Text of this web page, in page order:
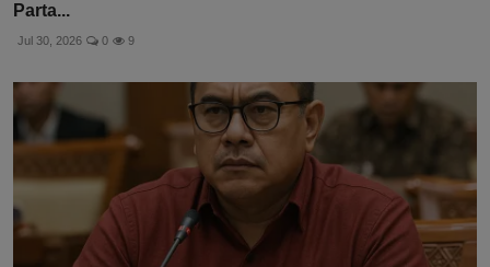
Parta...
Jul 30, 2026 0 9